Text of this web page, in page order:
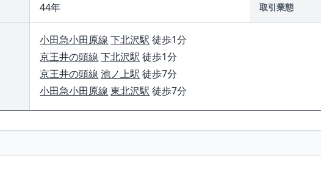
44年 取引業態
小田急小田原線 下北沢駅 徒歩1分
京王井の頭線 下北沢駅 徒歩1分
京王井の頭線 池ノ上駅 徒歩7分
小田急小田原線 東北沢駅 徒歩7分